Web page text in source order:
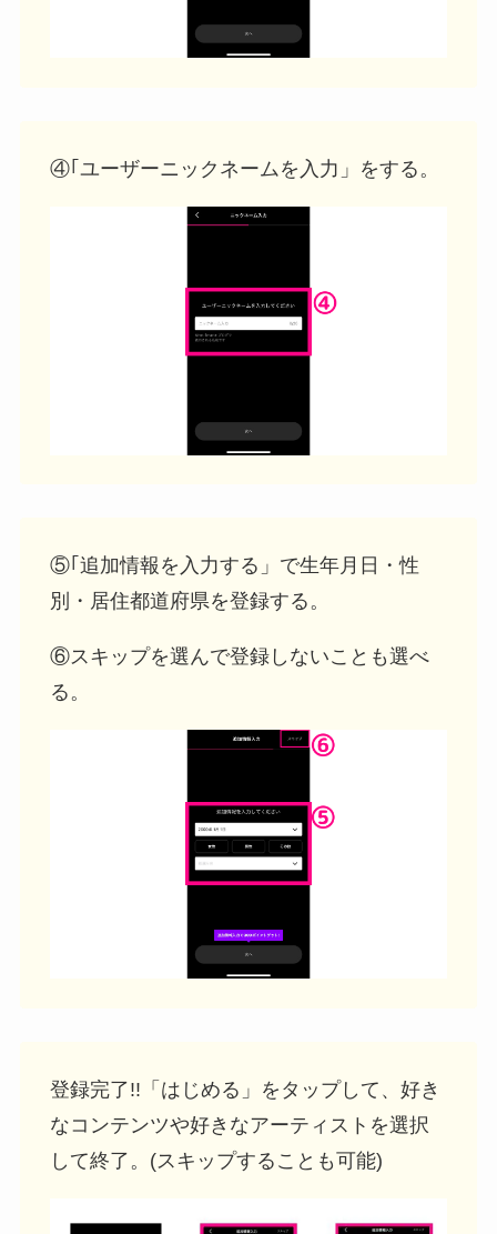
④｢ユーザーニックネームを入力」をする。
⑤｢追加情報を入力する」で生年月日・性
別・居住都道府県を登録する。
⑥スキップを選んで登録しないことも選べ
る。
登録完了!!「はじめる」をタップして、好き
なコンテンツや好きなアーティストを選択
して終了。(スキップすることも可能)